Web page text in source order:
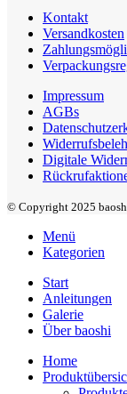
Kontakt
Versandkosten
Impressum
AGBs
Digitale
© Copyright 2025
Menü
Kategorien
Start
Anleitungen
Galerie
Über baoshi
Home